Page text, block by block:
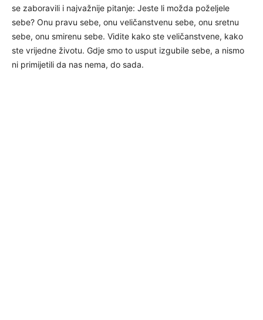
se zaboravili i najvažnije pitanje: Jeste li možda poželjele
sebe? Onu pravu sebe, onu veličanstvenu sebe, onu sretnu
sebe, onu smirenu sebe. Vidite kako ste veličanstvene, kako
ste vrijedne životu. Gdje smo to usput izgubile sebe, a nismo
ni primijetili da nas nema, do sada.